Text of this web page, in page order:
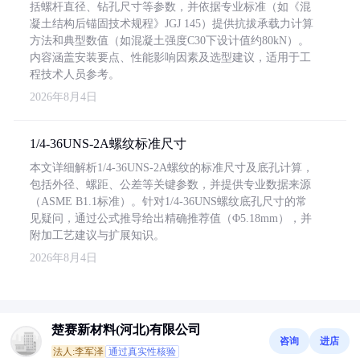
括螺杆直径、钻孔尺寸等参数，并依据专业标准（如《混
凝土结构后锚固技术规程》JGJ 145）提供抗拔承载力计算
方法和典型数值（如混凝土强度C30下设计值约80kN）。
内容涵盖安装要点、性能影响因素及选型建议，适用于工
程技术人员参考。
2026年8月4日
1/4-36UNS-2A螺纹标准尺寸
本文详细解析1/4-36UNS-2A螺纹的标准尺寸及底孔计算，
包括外径、螺距、公差等关键参数，并提供专业数据来源
（ASME B1.1标准）。针对1/4-36UNS螺纹底孔尺寸的常
见疑问，通过公式推导给出精确推荐值（Φ5.18mm），并
附加工艺建议与扩展知识。
2026年8月4日
楚赛新材料(河北)有限公司
法人:李军泽 通过真实性核验
咨询 进店